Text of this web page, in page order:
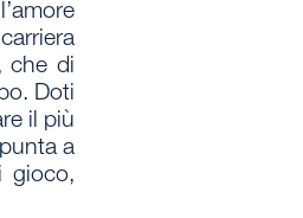
l’amore
che di
Doti
il più
a
gioco,